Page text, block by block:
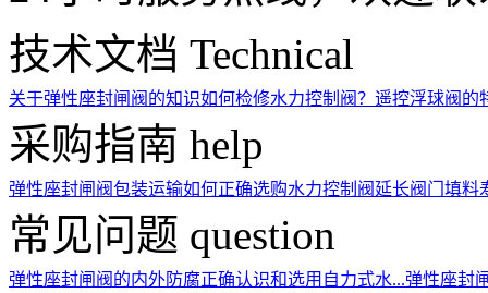
技术文档 Technical
关于弹性座封闸阀的知识如何检修水力控制阀？ 遥控浮球阀的
采购指南 help
弹性座封闸阀包装运输如何正确选购水力控制阀 延长阀门填料
常见问题 question
弹性座封闸阀的内外防腐正确认识和选用自力式水...弹性座封